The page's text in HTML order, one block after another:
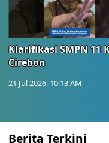
Klarifikasi SMPN 11
Cirebon
21 Jul 2026, 10:13 AM
Berita Terkini